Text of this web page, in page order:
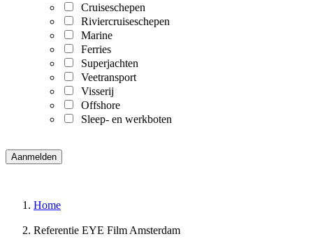
Cruiseschepen
Riviercruiseschepen
Marine
Ferries
Superjachten
Veetransport
Visserij
Offshore
Sleep- en werkboten
Home
Referentie EYE Film Amsterdam